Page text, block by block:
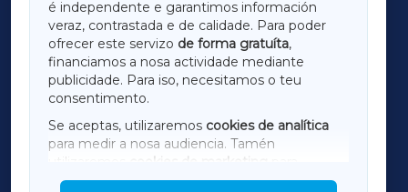
é independente e garantimos información
veraz, contrastada e de calidade. Para poder
ofrecer este servizo de forma gratuíta,
financiamos a nosa actividade mediante
publicidade. Para iso, necesitamos o teu
consentimento.
Se aceptas, utilizaremos cookies de analítica
para medir a nosa audiencia. Tamén
utilizaremos
cookies de marketing
mostrar publicidade de terceiros.
LUGOXA
TERRACHAXA
AMARIÑAXA